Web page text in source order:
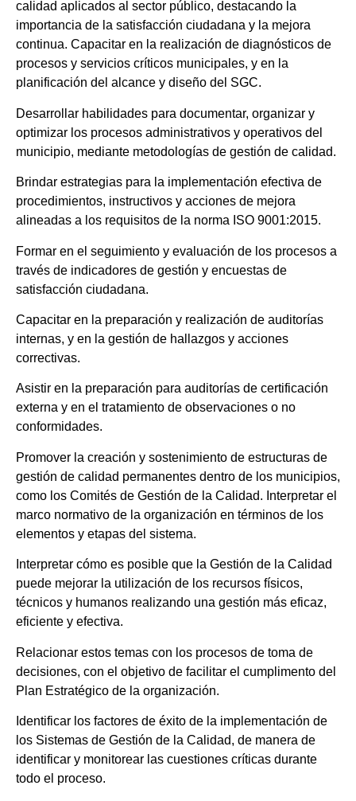
calidad aplicados al sector público, destacando la
importancia de la satisfacción ciudadana y la mejora
continua. Capacitar en la realización de diagnósticos de
procesos y servicios críticos municipales, y en la
planificación del alcance y diseño del SGC.
Desarrollar habilidades para documentar, organizar y
optimizar los procesos administrativos y operativos del
municipio, mediante metodologías de gestión de calidad.
Brindar estrategias para la implementación efectiva de
procedimientos, instructivos y acciones de mejora
alineadas a los requisitos de la norma ISO 9001:2015.
Formar en el seguimiento y evaluación de los procesos a
través de indicadores de gestión y encuestas de
satisfacción ciudadana.
Capacitar en la preparación y realización de auditorías
internas, y en la gestión de hallazgos y acciones
correctivas.
Asistir en la preparación para auditorías de certificación
externa y en el tratamiento de observaciones o no
conformidades.
Promover la creación y sostenimiento de estructuras de
gestión de calidad permanentes dentro de los municipios,
como los Comités de Gestión de la Calidad. Interpretar el
marco normativo de la organización en términos de los
elementos y etapas del sistema.
Interpretar cómo es posible que la Gestión de la Calidad
puede mejorar la utilización de los recursos físicos,
técnicos y humanos realizando una gestión más eficaz,
eficiente y efectiva.
Relacionar estos temas con los procesos de toma de
decisiones, con el objetivo de facilitar el cumplimento del
Plan Estratégico de la organización.
Identificar los factores de éxito de la implementación de
los Sistemas de Gestión de la Calidad, de manera de
identificar y monitorear las cuestiones críticas durante
todo el proceso.